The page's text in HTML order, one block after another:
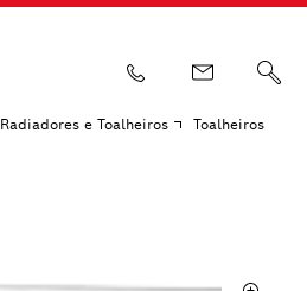
Radiadores e Toalheiros Toalheiros